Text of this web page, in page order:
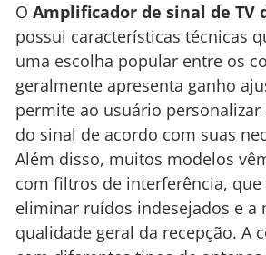
O Amplificador de sinal de TV
possui características técnicas
uma escolha popular entre os
geralmente apresenta ganho
permite ao usuário
do sinal de acordo com suas
Além disso, muitos modelos
com filtros de interferência, que
eliminar ruídos indesejados e a
qualidade geral da recepção. A